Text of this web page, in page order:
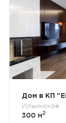
Дом в КП
Ильинское
300 м2